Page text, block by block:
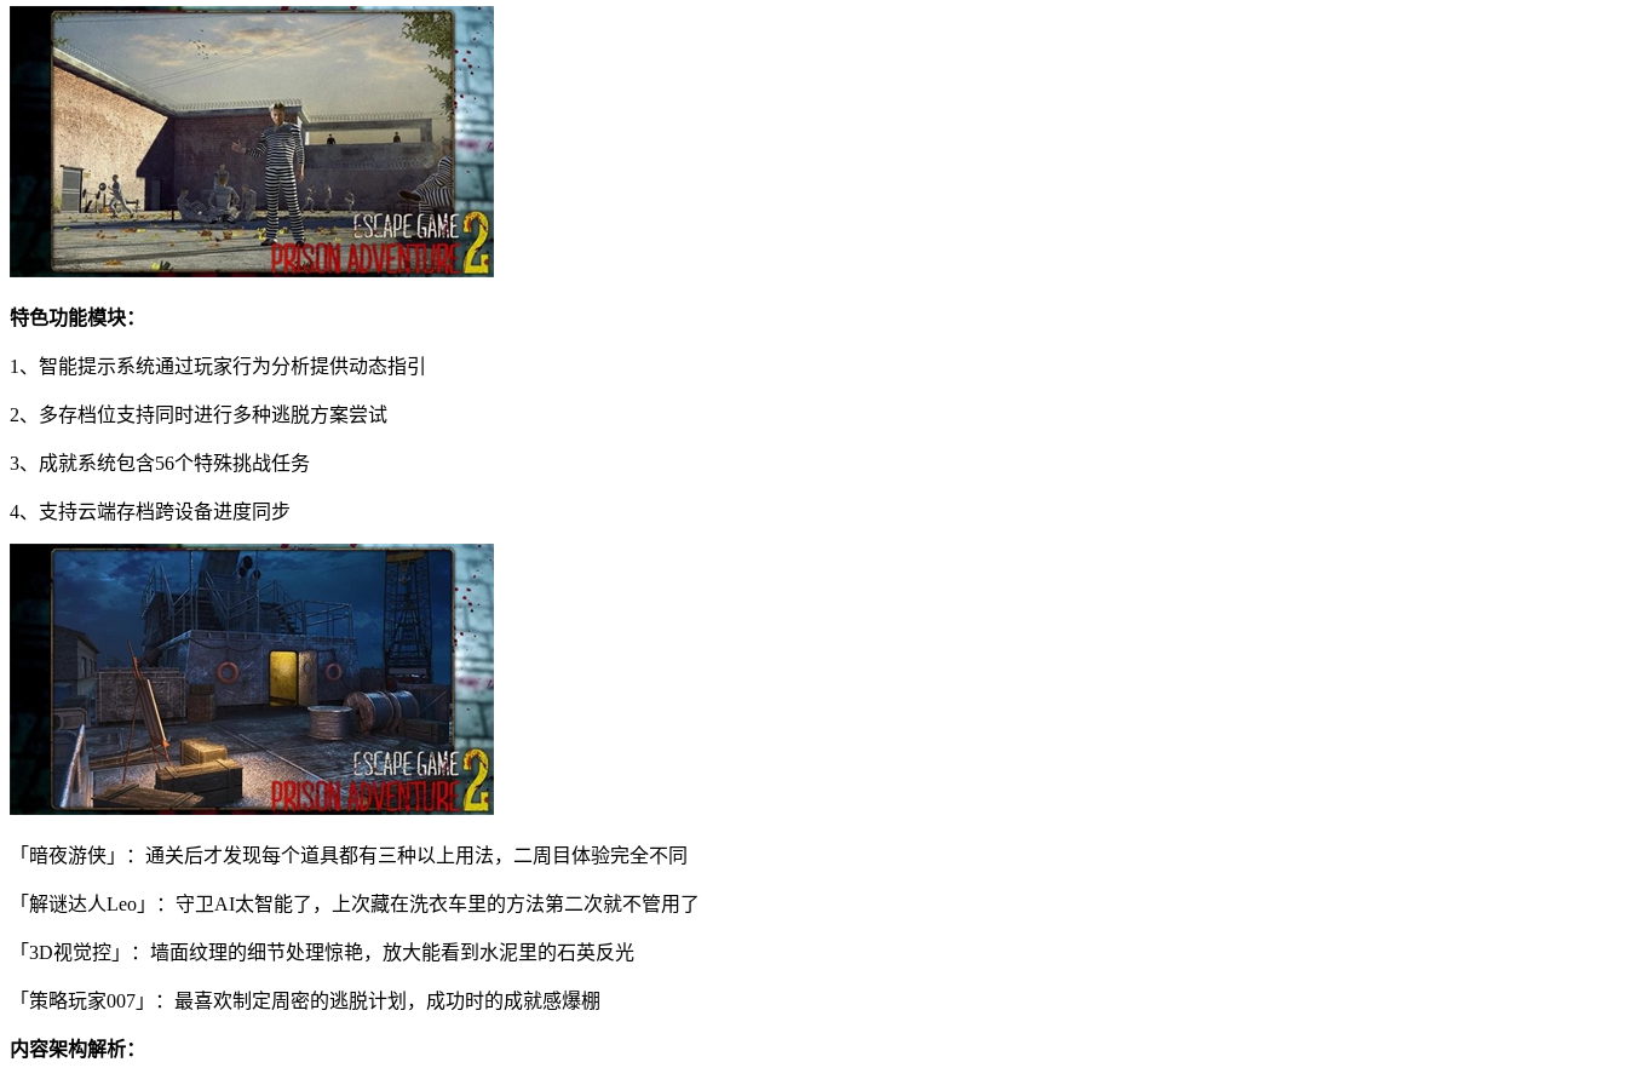
特色功能模块：
1、智能提示系统通过玩家行为分析提供动态指引
2、多存档位支持同时进行多种逃脱方案尝试
3、成就系统包含56个特殊挑战任务
4、支持云端存档跨设备进度同步
「暗夜游侠」：通关后才发现每个道具都有三种以上用法，二周目体验完全不同
「解谜达人Leo」：守卫AI太智能了，上次藏在洗衣车里的方法第二次就不管用了
「3D视觉控」：墙面纹理的细节处理惊艳，放大能看到水泥里的石英反光
「策略玩家007」：最喜欢制定周密的逃脱计划，成功时的成就感爆棚
内容架构解析：